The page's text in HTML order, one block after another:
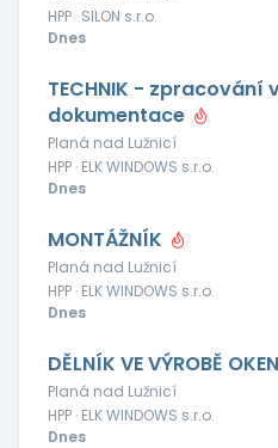
HPP · SILON s.r.o.
Dnes
TECHNIK - zpracování
dokumentace
Planá nad Lužnicí
HPP · ELK WINDOWS s.r.o.
Dnes
MONTÁŽNÍK
Planá nad Lužnicí
HPP · ELK WINDOWS s.r.o.
Dnes
DĚLNÍK VE VÝROBĚ
Planá nad Lužnicí
HPP · ELK WINDOWS s.r.o.
Dnes